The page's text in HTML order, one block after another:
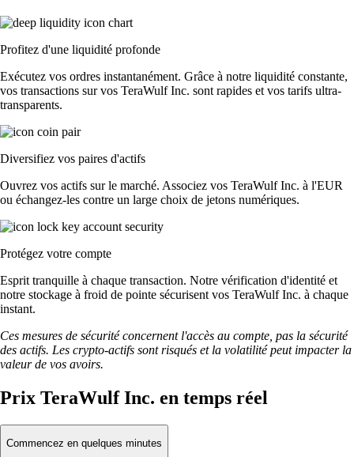
Profitez d'une liquidité profonde
Exécutez vos ordres instantanément. Grâce à notre liquidité constante,
vos transactions sur vos TeraWulf Inc. sont rapides et vos tarifs ultra-
transparents.
Diversifiez vos paires d'actifs
Ouvrez vos actifs sur le marché. Associez vos TeraWulf Inc. à l'EUR
ou échangez-les contre un large choix de jetons numériques.
Protégez votre compte
Esprit tranquille à chaque transaction. Notre vérification d'identité et
notre stockage à froid de pointe sécurisent vos TeraWulf Inc. à chaque
instant.
Ces mesures de sécurité concernent l'accès au compte, pas la sécurité
des actifs. Les crypto-actifs sont risqués et la volatilité peut impacter la
valeur de vos avoirs.
Prix TeraWulf Inc. en temps réel
Commencez en quelques minutes